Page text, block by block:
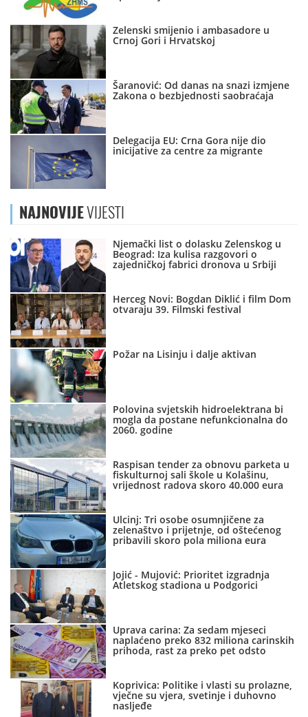
Zelenski smijenio i ambasadore u
Crnoj Gori i Hrvatskoj
Šaranović: Od danas na snazi izmjene
Zakona o bezbjednosti saobraćaja
Delegacija EU: Crna Gora nije dio
inicijative za centre za migrante
NAJNOVIJEVIJESTI
Njemački list o dolasku Zelenskog u
Beograd: Iza kulisa razgovori o
zajedničkoj fabrici dronova u Srbiji
Herceg Novi: Bogdan Diklić i film Dom
otvaraju 39. Filmski festival
Požar na Lisinju i dalje aktivan
Polovina svjetskih hidroelektrana bi
mogla da postane nefunkcionalna do
2060. godine
Raspisan tender za obnovu parketa u
fiskulturnoj sali škole u Kolašinu,
vrijednost radova skoro 40.000 eura
Ulcinj: Tri osobe osumnjičene za
zelenaštvo i prijetnje, od oštećenog
pribavili skoro pola miliona eura
Jojić - Mujović: Prioritet izgradnja
Atletskog stadiona u Podgorici
Uprava carina: Za sedam mjeseci
naplaćeno preko 832 miliona carinskih
prihoda, rast za preko pet odsto
Koprivica: Politike i vlasti su prolazne,
vječne su vjera, svetinje i duhovno
nasljeđe